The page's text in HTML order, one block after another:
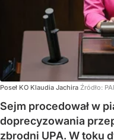
Poseł KO Klaudia Jachira Źródło:
Sejm procedował w
doprecyzowania
zbrodni UPA. W toku